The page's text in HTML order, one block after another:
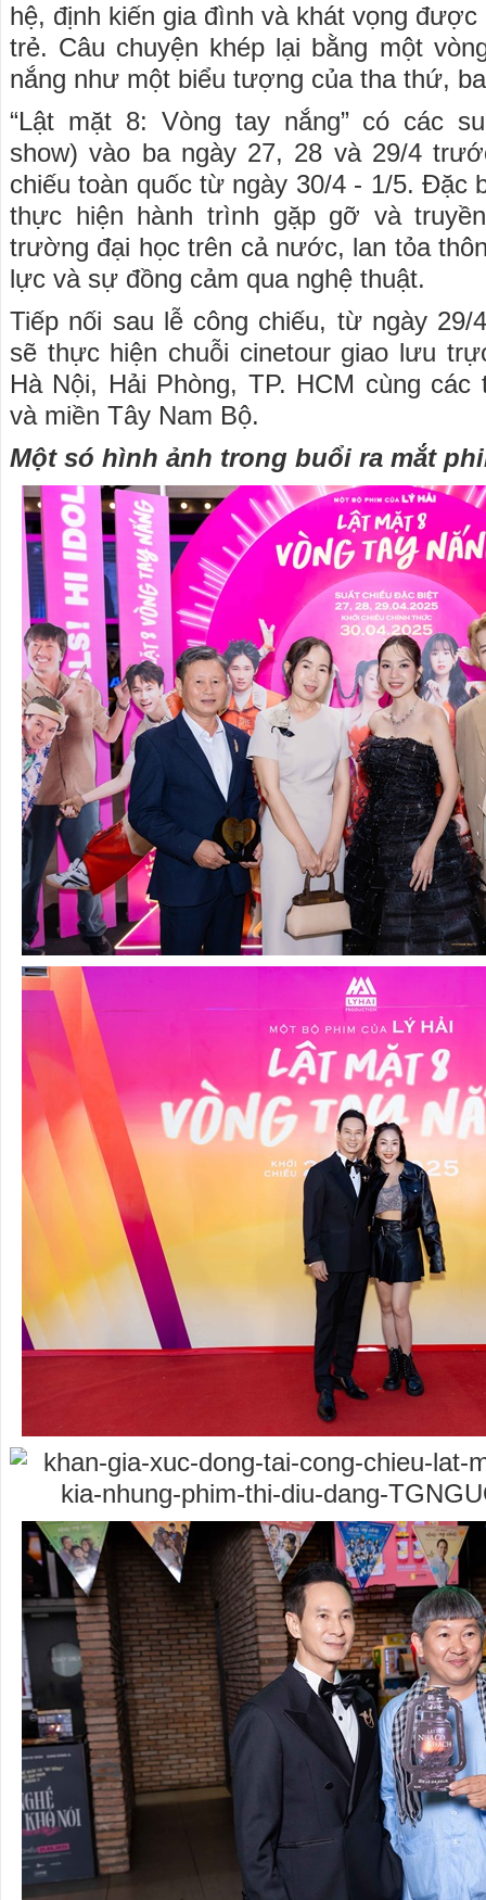
hệ, định kiến gia đình và khát vọng
trẻ. Câu chuyện khép lại bằng một
nắng như một biểu tượng của tha thứ,
“Lật mặt 8: Vòng tay nắng” có các
show) vào ba ngày 27, 28 và 29/4
chiếu toàn quốc từ ngày 30/4 - 1/5. Đặc
thực hiện hành trình gặp gỡ và
trường đại học trên cả nước, lan tỏa
lực và sự đồng cảm qua nghệ thuật.
Tiếp nối sau lễ công chiếu, từ ngày 29/
sẽ thực hiện chuỗi cinetour giao lưu
Hà Nội, Hải Phòng, TP. HCM cùng các
và miền Tây Nam Bộ.
Một só hình ảnh trong buổi ra mắt